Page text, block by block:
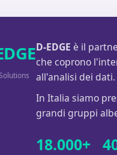
D-EDGE è il
che coprono
all'analisi dei dati.
In Italia siamo
grandi gruppi
18.000+